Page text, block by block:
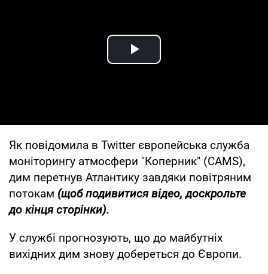
Play Video
Як повідомила в Twitter європейська служба
моніторингу атмосфери "Коперник" (CAMS),
дим перетнув Атлантику завдяки повітряним
потокам (щоб подивитися відео, доскрольте
до кінця сторінки).
У службі прогнозують, що до майбутніх
вихідних дим знову добереться до Європи.